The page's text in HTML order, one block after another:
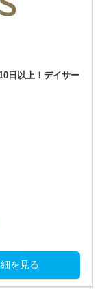
日以上！デイサー
を見る